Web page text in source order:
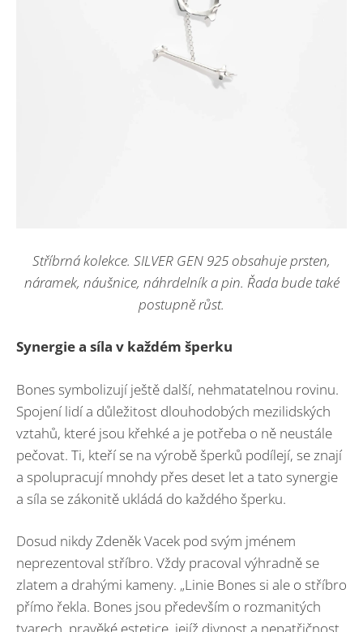
Stříbrná kolekce. SILVER GEN 925 obsahuje prsten,
náramek, náušnice, náhrdelník a pin. Řada bude také
postupně růst.
Synergie a síla v každém šperku
Bones symbolizují ještě další, nehmatatelnou rovinu.
Spojení lidí a důležitost dlouhodobých mezilidských
vztahů, které jsou křehké a je potřeba o ně neustále
pečovat. Ti, kteří se na výrobě šperků podílejí, se znají
a spolupracují mnohdy přes deset let a tato synergie
a síla se zákonitě ukládá do každého šperku.
Dosud nikdy Zdeněk Vacek pod svým jménem
neprezentoval stříbro. Vždy pracoval výhradně se
zlatem a drahými kameny. „Linie Bones si ale o stříbro
přímo řekla. Bones jsou především o rozmanitých